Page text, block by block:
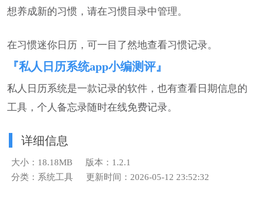
想养成新的习惯，请在习惯目录中管理。
在习惯迷你日历，可一目了然地查看习惯记录。
『私人日历系统app小编测评』
私人日历系统是一款记录的软件，也有查看日期信息的
工具，个人备忘录随时在线免费记录。
详细信息
大小：18.18MB
版本：1.2.1
分类：系统工具
更新时间：2026-05-12 23:52:32